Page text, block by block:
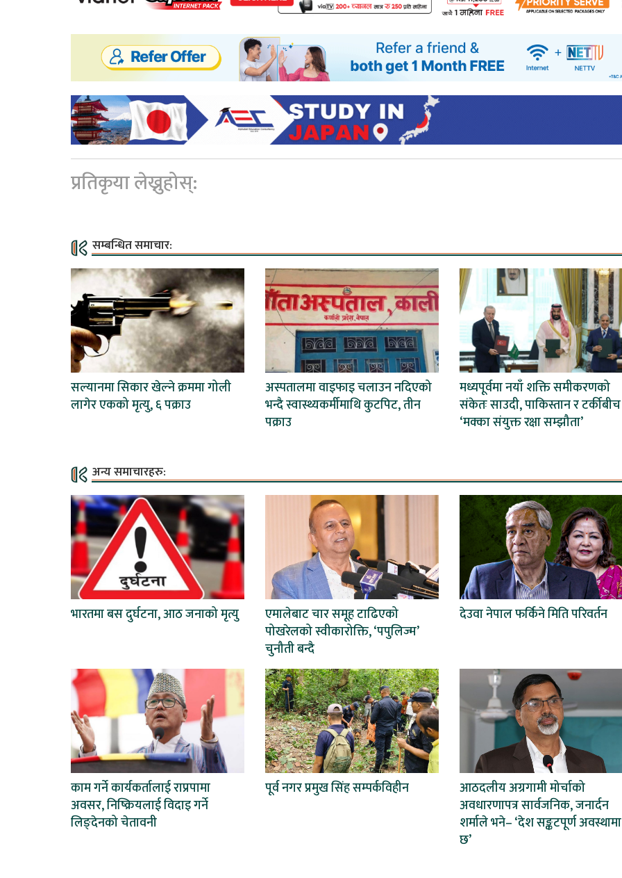
प्रतिकृया लेख्नुहोस्:
सम्बन्धित समाचार:
सल्यानमा सिकार खेल्ने क्रममा गोली
लागेर एकको मृत्यु, ६ पक्राउ
अस्पतालमा वाइफाइ चलाउन नदिएको
भन्दै स्वास्थ्यकर्मीमाथि कुटपिट, तीन
पक्राउ
मध्यपूर्वमा नयाँ शक्ति समीकरणको
संकेतः साउदी, पाकिस्तान र टर्कीबीच
‘मक्का संयुक्त रक्षा सम्झौता’
अन्य समाचारहरु:
भारतमा बस दुर्घटना, आठ जनाको मृत्यु
एमालेबाट चार समूह टाढिएको
पोखरेलको स्वीकारोक्ति, ‘पपुलिज्म’
चुनौती बन्दै
देउवा नेपाल फर्किने मिति परिवर्तन
काम गर्ने कार्यकर्तालाई राप्रपामा
अवसर, निष्क्रियलाई विदाइ गर्ने
लिङ्देनको चेतावनी
पूर्व नगर प्रमुख सिंह सम्पर्कविहीन
आठदलीय अग्रगामी मोर्चाको
अवधारणापत्र सार्वजनिक, जनार्दन
शर्माले भने– ‘देश सङ्कटपूर्ण अवस्थामा
छ’